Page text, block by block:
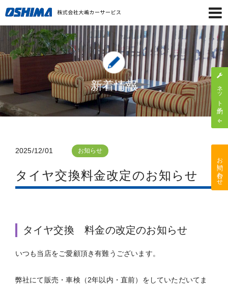
新着情報
2025/12/01 お知らせ
タイヤ交換料金改定のお知らせ
タイヤ交換 料金の改定のお知らせ
いつも当店をご愛顧頂き有難うございます。
弊社にて販売・車検（2年以内・直前）をしていただいてま
ネット予約
お問い合わせ